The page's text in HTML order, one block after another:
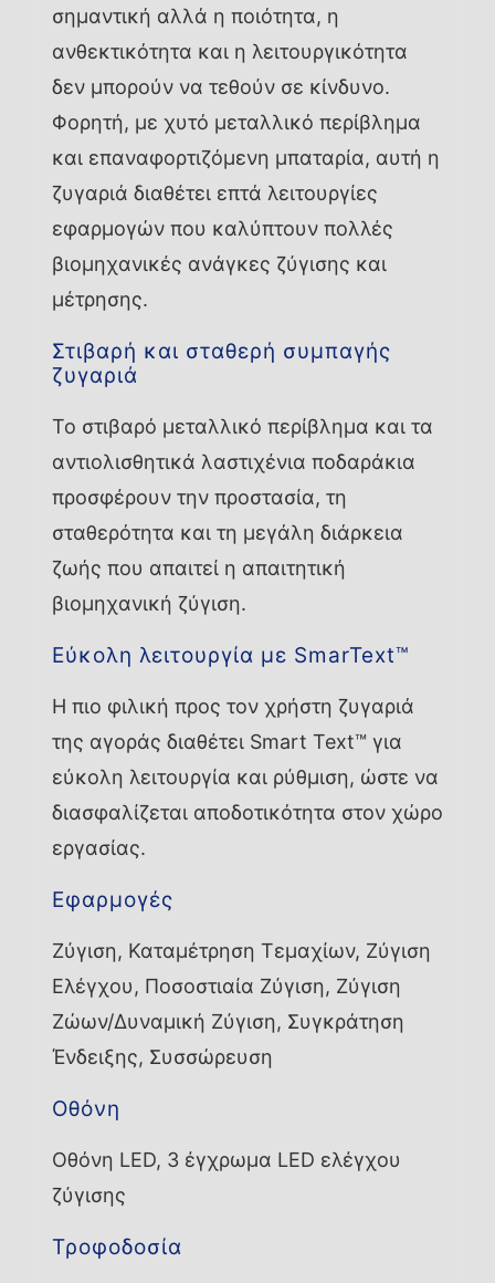
σημαντική αλλά η ποιότητα, η
ανθεκτικότητα και η λειτουργικότητα
δεν μπορούν να τεθούν σε κίνδυνο.
Φορητή, με χυτό μεταλλικό περίβλημα
και επαναφορτιζόμενη μπαταρία, αυτή η
ζυγαριά διαθέτει επτά λειτουργίες
εφαρμογών που καλύπτουν πολλές
βιομηχανικές ανάγκες ζύγισης και
μέτρησης.
Στιβαρή και σταθερή συμπαγής
ζυγαριά
Το στιβαρό μεταλλικό περίβλημα και τα
αντιολισθητικά λαστιχένια ποδαράκια
προσφέρουν την προστασία, τη
σταθερότητα και τη μεγάλη διάρκεια
ζωής που απαιτεί η απαιτητική
βιομηχανική ζύγιση.
Εύκολη λειτουργία με SmarText™
Η πιο φιλική προς τον χρήστη ζυγαριά
της αγοράς διαθέτει Smart Text™ για
εύκολη λειτουργία και ρύθμιση, ώστε να
διασφαλίζεται αποδοτικότητα στον χώρο
εργασίας.
Εφαρμογές
Ζύγιση, Καταμέτρηση Τεμαχίων, Ζύγιση
Ελέγχου, Ποσοστιαία Ζύγιση, Ζύγιση
Ζώων/Δυναμική Ζύγιση, Συγκράτηση
Ένδειξης, Συσσώρευση
Οθόνη
Οθόνη LED, 3 έγχρωμα LED ελέγχου
ζύγισης
Τροφοδοσία